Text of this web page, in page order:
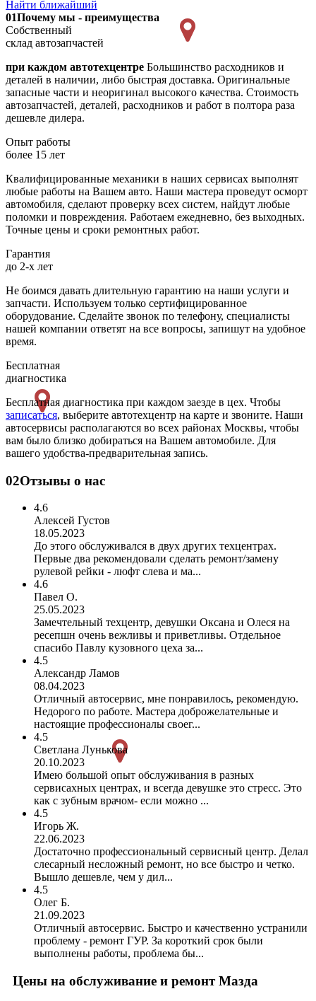
Найти ближайший
01Почему мы - преимущества
Собственный
склад автозапчастей
при каждом автотехцентре Большинство расходников и
деталей в наличии, либо быстрая доставка. Оригинальные
запасные части и неоригинал высокого качества. Стоимость
автозапчастей, деталей, расходников и работ в полтора раза
дешевле дилера.
Опыт работы
более 15 лет
Квалифицированные механики в наших сервисах выполнят
любые работы на Вашем авто. Наши мастера проведут осморт
автомобиля, сделают проверку всех систем, найдут любые
поломки и повреждения. Работаем ежедневно, без выходных.
Точные цены и сроки ремонтных работ.
Гарантия
до 2-х лет
Не боимся давать длительную гарантию на наши услуги и
запчасти. Используем только сертифицированное
оборудование. Сделайте звонок по телефону, специалисты
нашей компании ответят на все вопросы, запишут на удобное
время.
Бесплатная
диагностика
Бесплатная диагностика при каждом заезде в цех. Чтобы
записаться, выберите автотехцентр на карте и звоните. Наши
автосервисы располагаются во всех районах Москвы, чтобы
вам было близко добираться на Вашем автомобиле. Для
вашего удобства-предварительная запись.
02Отзывы о нас
4.6
Алексей Густов
18.05.2023
До этого обслуживался в двух других техцентрах.
Первые два рекомендовали сделать ремонт/замену
рулевой рейки - люфт слева и ма...
4.6
Павел О.
25.05.2023
Замечтельный техцентр, девушки Оксана и Олеся на
ресепшн очень вежливы и приветливы. Отдельное
спасибо Павлу кузовного цеха за...
4.5
Александр Ламов
08.04.2023
Отличный автосервис, мне понравилось, рекомендую.
Недорого по работе. Мастера доброжелательные и
настоящие профессионалы своег...
4.5
Светлана Лунькова
20.10.2023
Имею большой опыт обслуживания в разных
сервисахных центрах, и всегда девушке это стресс. Это
как с зубным врачом- если можно ...
4.5
Игорь Ж.
22.06.2023
Достаточно профессиональный сервисный центр. Делал
слесарный несложный ремонт, но все быстро и четко.
Вышло дешевле, чем у дил...
4.5
Олег Б.
21.09.2023
Отличный автосервис. Быстро и качественно устранили
проблему - ремонт ГУР. За короткий срок были
выполнены работы, проблема бы...
Цены на обслуживание и ремонт Мазда